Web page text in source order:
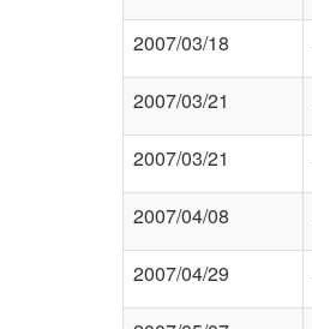
2007/03/18
2007/03/21
2007/03/21
2007/04/08
2007/04/29